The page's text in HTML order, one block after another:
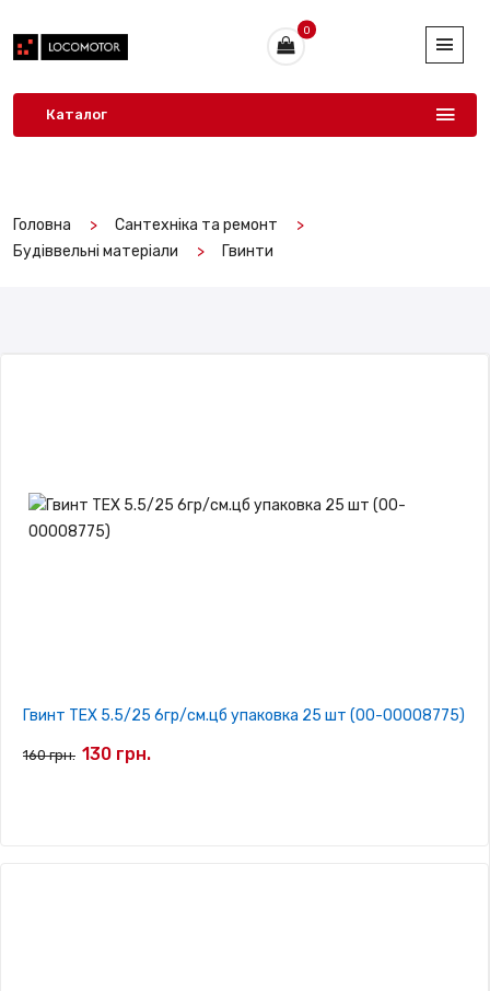
0
Каталог
Головна
Сантехніка та ремонт
Будіввельні матеріали
Гвинти
Гвинт TEX 5.5/25 6гр/см.цб упаковка 25 шт (00-00008775)
160 грн. 130 грн.